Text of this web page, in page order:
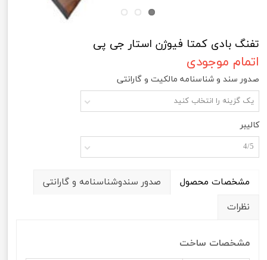
تفنگ بادی کمتا فیوژن استار جی پی
اتمام موجودی
صدور سند و شناسنامه مالکیت و گارانتی
یک گزینه را انتخاب کنید
کالیبر
4/5
مشخصات محصول
صدور سندوشناسنامه و گارانتی
نظرات
مشخصات ساخت